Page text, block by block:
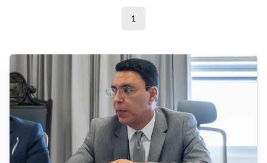
1